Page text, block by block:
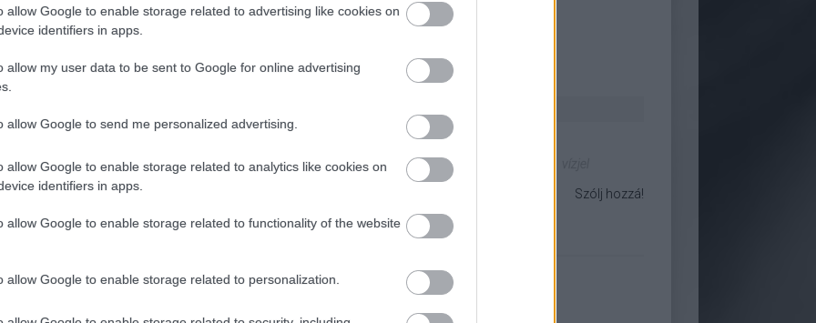
allow Google to enable storage related to advertising like cookies on
identifiers in apps.
allow my user data to be sent to Google for online advertising
allow Google to send me personalized advertising.
allow Google to enable storage related to analytics like cookies on
identifiers in apps.
allow Google to enable storage related to functionality of the website
allow Google to enable storage related to personalization.
)
)
)
)
Címkék: fotó szoftver kép photoshop videó fényképezés fotózás fénykép
Tetszik
Szólj hozzá!